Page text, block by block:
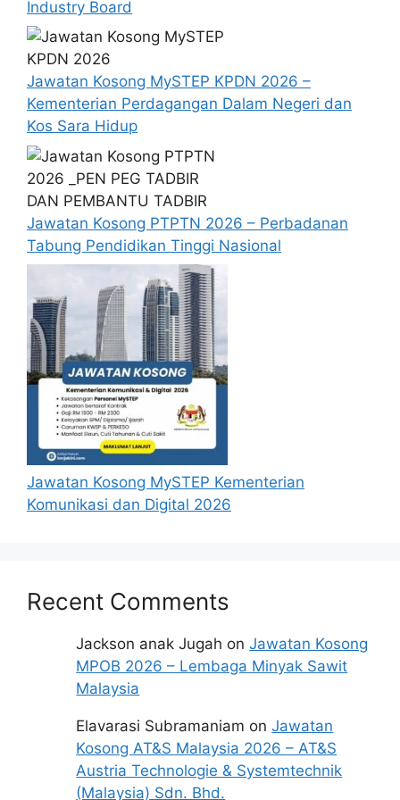
baca pada lampiran yang kami telah
sediakan seperti berikut.
Cara Memohon
Permohonan jawatan diatas hendaklah
melalui pautanPermohonan Onlineyang
boleh didapati melalui pautan yang telah
disediakan dibawah. Untuk pemohon kali
pertama, anda perlu mendaftar
akaun baru terlebih dahulu.
Calon dikehendaki memuat naik resume
Industry Board
Jawatan Kosong MySTEP KPDN 2026 –
Kementerian Perdagangan Dalam Negeri dan
Kos Sara Hidup
Jawatan Kosong PTPTN 2026 – Perbadanan
Tabung Pendidikan Tinggi Nasional
Jawatan Kosong MySTEP Kementerian
Komunikasi dan Digital 2026
Recent Comments
Jackson anak Jugah onJawatan Kosong
MPOB 2026 – Lembaga Minyak Sawit
Malaysia
Elavarasi Subramaniam onJawatan
Kosong AT&S Malaysia 2026 – AT&S
Austria Technologie & Systemtechnik
(Malaysia) Sdn. Bhd.